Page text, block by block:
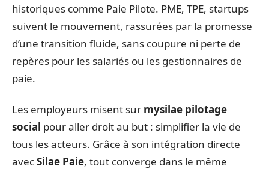
historiques comme Paie Pilote. PME, TPE, startups
suivent le mouvement, rassurées par la promesse
d’une transition fluide, sans coupure ni perte de
repères pour les salariés ou les gestionnaires de
paie.
Les employeurs misent sur mysilae pilotage
social pour aller droit au but : simplifier la vie de
tous les acteurs. Grâce à son intégration directe
avecSilae Paie, tout converge dans le même